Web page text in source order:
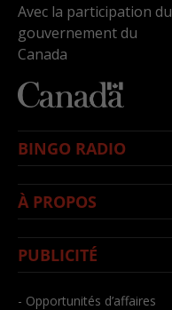
Avec la participation du
gouvernement du
Canada
BINGO RADIO
À PROPOS
PUBLICITÉ
- Opportunités d’affaires